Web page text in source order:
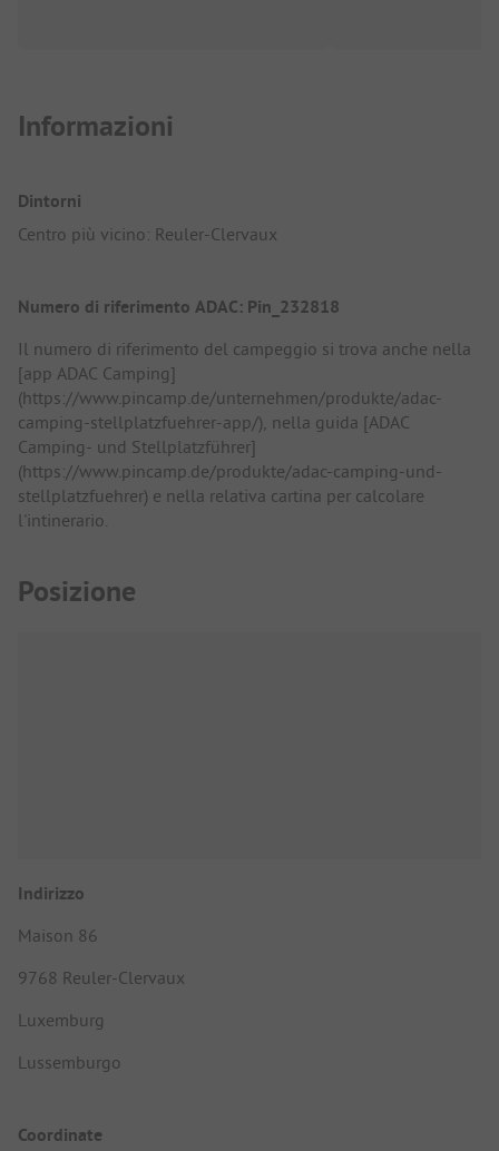
Informazioni
Dintorni
Centro più vicino: Reuler-Clervaux
Numero di riferimento ADAC: Pin_232818
Il numero di riferimento del campeggio si trova anche nella
[app ADAC Camping]
(https://www.pincamp.de/unternehmen/produkte/adac-
camping-stellplatzfuehrer-app/), nella guida [ADAC
Camping- und Stellplatzführer]
(https://www.pincamp.de/produkte/adac-camping-und-
stellplatzfuehrer) e nella relativa cartina per calcolare
l'intinerario.
Posizione
Indirizzo
Maison 86
9768 Reuler-Clervaux
Luxemburg
Lussemburgo
Coordinate